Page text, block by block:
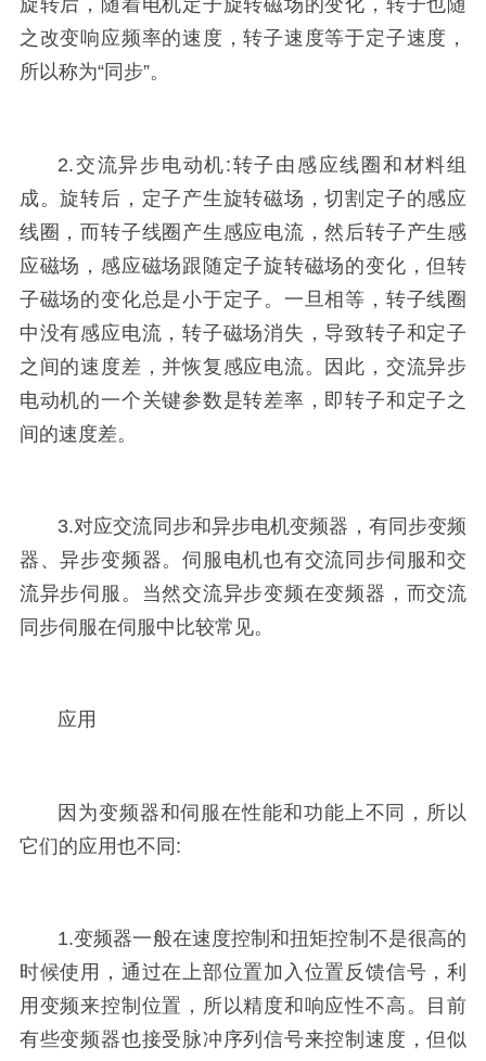
旋转后，随着电机定子旋转磁场的变化，转子也随
之改变响应频率的速度，转子速度等于定子速度，
所以称为“同步”。
2.交流异步电动机:转子由感应线圈和材料组
成。旋转后，定子产生旋转磁场，切割定子的感应
线圈，而转子线圈产生感应电流，然后转子产生感
应磁场，感应磁场跟随定子旋转磁场的变化，但转
子磁场的变化总是小于定子。一旦相等，转子线圈
中没有感应电流，转子磁场消失，导致转子和定子
之间的速度差，并恢复感应电流。因此，交流异步
电动机的一个关键参数是转差率，即转子和定子之
间的速度差。
3.对应交流同步和异步电机变频器，有同步变频
器、异步变频器。伺服电机也有交流同步伺服和交
流异步伺服。当然交流异步变频在变频器，而交流
同步伺服在伺服中比较常见。
应用
因为变频器和伺服在性能和功能上不同，所以
它们的应用也不同:
1.变频器一般在速度控制和扭矩控制不是很高的
时候使用，通过在上部位置加入位置反馈信号，利
用变频来控制位置，所以精度和响应性不高。目前
有些变频器也接受脉冲序列信号来控制速度，但似